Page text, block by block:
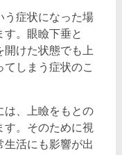
う症状になった場
。眼瞼下垂と
開けた状態でも上
しまう症状のこ
は、上瞼をもとの
す。そのために視
活にも影響が出